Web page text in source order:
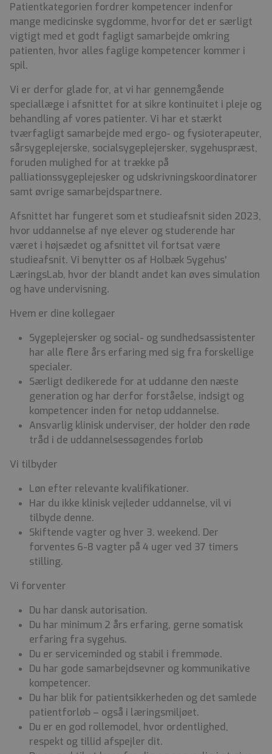
Patientkategorien fordrer kompetencer indenfor
mange medicinske sygdomme, hvorfor det er særligt
vigtigt med et godt fagligt samarbejde omkring
patienten, hvor alles faglige kompetencer kommer i
spil.
Vi er derfor glade for, at vi har gennemgående
speciallæge i afsnittet for at sikre kontinuitet i pleje og
behandling af vores patienter. Vi har et stærkt
tværfagligt samarbejde med ergo- og fysioterapeuter,
sårsygeplejerske, socialsygeplejersker, sygehuspræst,
foruden mulighed for at trække på
palliationssygeplejesker og udskrivningskoordinatorer
samt øvrige samarbejdspartnere.
Afsnittet har fungeret som et studieafsnit siden 2023,
hvor uddannelse af nye elever og studerende har
været i højsædet og afsnittet vil fortsat være
studieafsnit. Vi benytter os af Holbæk Sygehus'
LæringsLab, hvor der blandt andet kan øves simulation
og have undervisning.
Hvem er dine kollegaer
Sygeplejersker og social- og sundhedsassistenter
har alle flere års erfaring med sig fra forskellige
specialer.
Særligt dedikerede for at uddanne den næste
generation og har derfor forståelse, indsigt og
kompetencer inden for netop uddannelse.
Ansvarlig klinisk underviser, der holder den røde
tråd i de uddannelsessøgendes forløb
Vi tilbyder
Løn efter relevante kvalifikationer.
Har du ikke klinisk vejleder uddannelse, vil vi
tilbyde denne.
Skiftende vagter og hver 3. weekend. Der
forventes 6-8 vagter på 4 uger ved 37 timers
stilling.
Vi forventer
Du har dansk autorisation.
Du har minimum 2 års erfaring, gerne somatisk
erfaring fra sygehus.
Du er serviceminded og stabil i fremmøde.
Du har gode samarbejdsevner og kommunikative
kompetencer.
Du har blik for patientsikkerheden og det samlede
patientforløb – også i læringsmiljøet.
Du er en god rollemodel, hvor ordentlighed,
respekt og tillid afspejler dit.